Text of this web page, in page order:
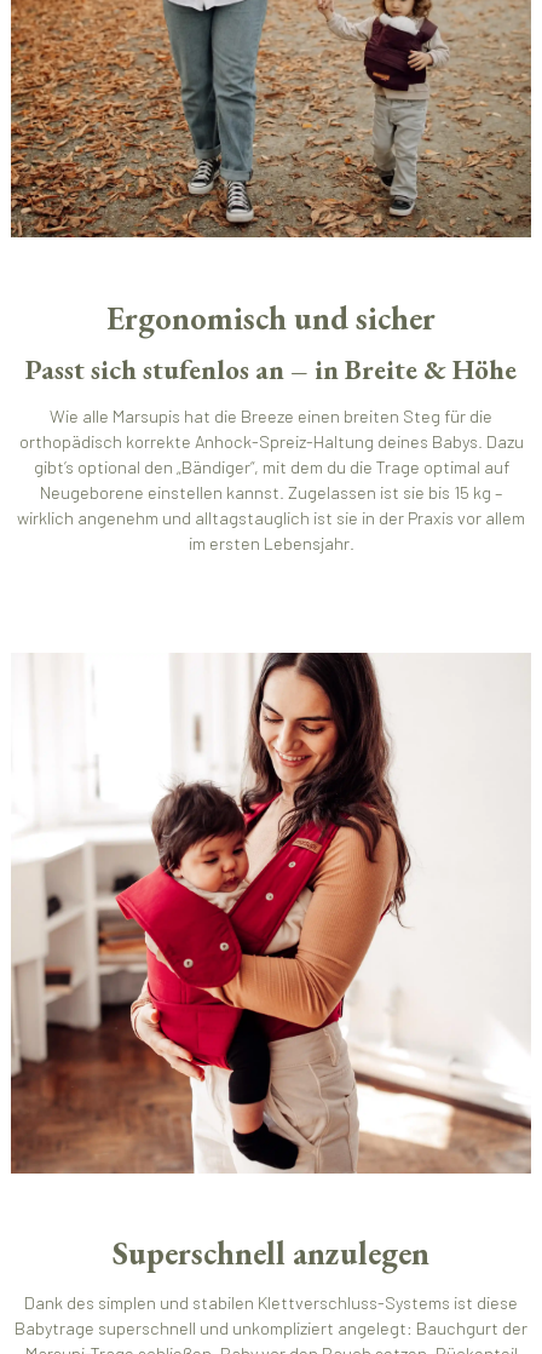
Ergonomisch und sicher
Passt sich stufenlos an – in Breite & Höhe
Wie alle Marsupis hat die Breeze einen breiten Steg für die
orthopädisch korrekte Anhock-Spreiz-Haltung deines Babys. Dazu
gibt’s optional den „Bändiger“, mit dem du die Trage optimal auf
Neugeborene einstellen kannst. Zugelassen ist sie bis 15 kg –
wirklich angenehm und alltagstauglich ist sie in der Praxis vor allem
im ersten Lebensjahr.
Superschnell anzulegen
Dank des simplen und stabilen Klettverschluss-Systems ist diese
Babytrage superschnell und unkompliziert angelegt: Bauchgurt der